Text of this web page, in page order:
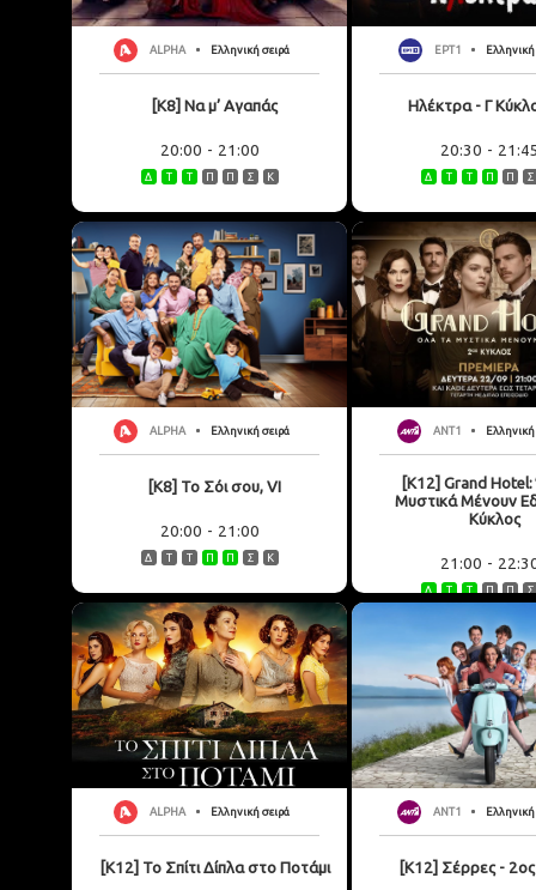
Documentary
Cartoons
3D world
Events & Conference
Dissemination material
Medical & Pharmaceutical
VIDEO Projections
Kids content
ALPHA Ελληνική σειρά
[K8] Να μ’ Αγαπάς
20:00 - 21:00
Δ Τ Τ Π Π Σ Κ
ΕΡΤ1 Ελληνική
Ηλέκτρα - Γ
20:30 -
Δ Τ Τ Π Π Σ
ALPHA Ελληνική σειρά
[K8] Το Σόι σου, VI
20:00 - 21:00
Δ Τ Τ Π Π Σ Κ
ANT1 Ελληνική
[K12] Grand
Μυστικά Μένουν
Κύκλος
21:00 -
Δ Τ Τ Π Π Σ
ALPHA Ελληνική σειρά
[K12] Το Σπίτι Δίπλα στο Ποτάμι
ANT1 Ελληνική
[K12] Σέρρες -